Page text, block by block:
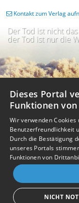
Der Tod ist nicht
der Tod ist nur die
Kontakt zum Verlag
Impressum
Barrierefreiheit
I
K
n
Dieses Portal
Funktionen
Wir verwenden
Benutzerfreundlichkeit
Durch die Bestätigung
unseres Portals
Funktionen von
NICHT